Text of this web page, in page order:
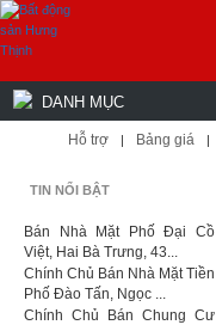
DANH MỤC
Hỗ trợ | Bảng giá |
TIN NỔI BẬT
Bán Nhà Mặt Phố Đại Cồ
Việt, Hai Bà Trưng, 43...
Chính Chủ Bán Nhà Mặt Tiền
Phố Đào Tấn, Ngọc ...
Chính Chủ Bán Chung Cư